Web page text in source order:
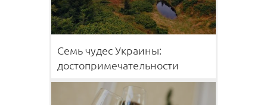
Семь чудес Украины:
достопримечательности